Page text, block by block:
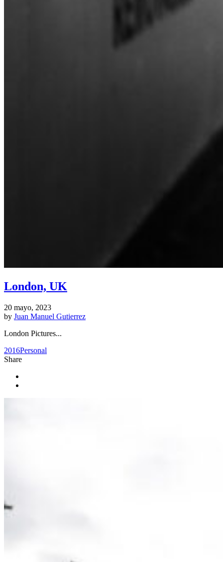
London, UK
20 mayo, 2023
by Juan Manuel Gutierrez
London Pictures...
2016Personal
Share